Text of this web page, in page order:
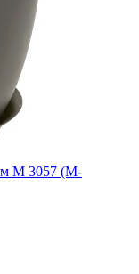
М 3057 (М-